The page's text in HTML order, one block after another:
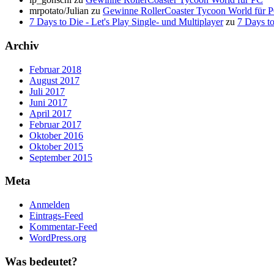
mrpotato/Julian zu Gewinne RollerCoaster Tycoon World für
7 Days to Die - Let's Play Single- und Multiplayerzu 7 Days
Archiv
Februar 2018
August 2017
Juli 2017
Juni 2017
April 2017
Februar 2017
Oktober 2016
Oktober 2015
September 2015
Meta
Anmelden
Eintrags-Feed
Kommentar-Feed
WordPress.org
Was bedeutet?